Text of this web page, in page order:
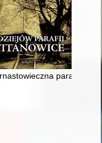
katedry krakowskiej :
parafia